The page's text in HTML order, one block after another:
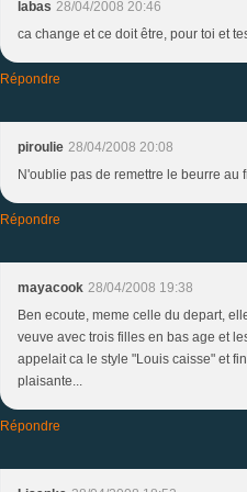
labas 28/04/2008 20:46
ca change et ce doit être, pour toi et
Répondre
piroulie 28/04/2008 20:08
N'oublie pas de remettre le beurre au
Répondre
mayacook 28/04/2008 19:38
Ben ecoute, meme celle du depart,
veuve avec trois filles en bas age et
appelait ca le style "Louis caisse" et
plaisante...
Répondre